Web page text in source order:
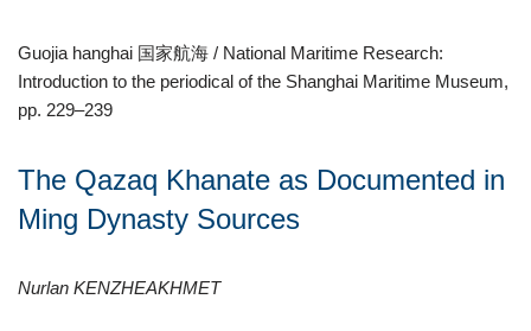
Guojia hanghai 国家航海 / National Maritime Research:
Introduction to the periodical of the Shanghai Maritime Museum,
pp. 229–239
The Qazaq Khanate as Documented in
Ming Dynasty Sources
Nurlan KENZHEAKHMET